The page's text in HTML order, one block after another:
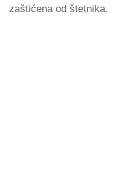
zaštićena od štetnika.